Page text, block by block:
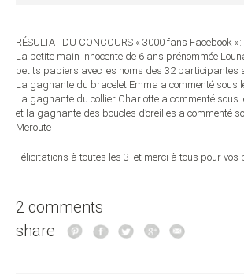
RÉSULTAT DU CONCOURS « 3000 fans Facebook »:
La petite main innocente de 6 ans prénommée
petits papiers avec les noms des 32 participantes
La gagnante du bracelet Emma a commenté sous
La gagnante du collier Charlotte a commenté sous
et la gagnante des boucles d’oreilles a commenté
Meroute
Félicitations à toutes les 3 et merci à tous pour vos
2 comments
share